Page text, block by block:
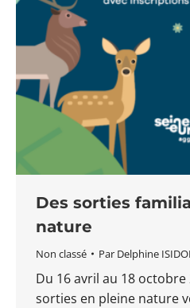
Des sorties
nature
Non classé Par Delphine
Du 16 avril au 18
sorties en pleine nature